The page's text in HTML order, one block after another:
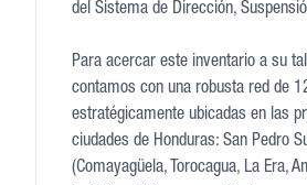
del Sistema de Dirección,
Para acercar este inventario a su
contamos con una robusta red de
estratégicamente ubicadas en las
ciudades de Honduras: San Pedro
(Comayagüela, Torocagua, La Era,